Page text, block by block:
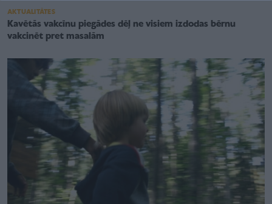
AKTUALITĀTES
Kavētās vakcīnu piegādes dēļ ne visiem izdodas bērnu
vakcinēt pret masalām